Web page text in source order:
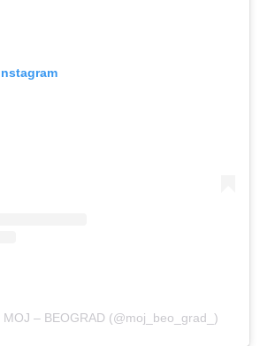
– BEOGRAD (@moj_beo_grad_)